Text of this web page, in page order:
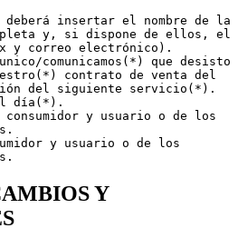
insertar el nombre de la
y, si dispone de ellos, el
y correo electrónico).
comunicamos(*) que desisto
contrato de venta del
del siguiente servicio(*).
día(*).
y usuario o de los
y usuario o de los
Y